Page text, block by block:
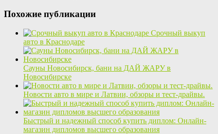
Похожие публикации
Срочный выкуп
авто в Краснодаре
Сауны Новосибирск, бани на ДАЙ ЖАРУ в
Новосибирске
Новости авто в мире и Латвии, обзоры и тест-драйвы.
Быстрый и надежный способ купить диплом: Онлайн-
магазин дипломов высшего образования